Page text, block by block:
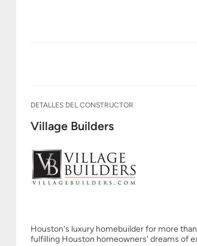
DETALLES DEL CONSTRUCTOR
Village Builders
Houston's luxury homebuilder for more
fulfilling Houston homeowners' dreams of